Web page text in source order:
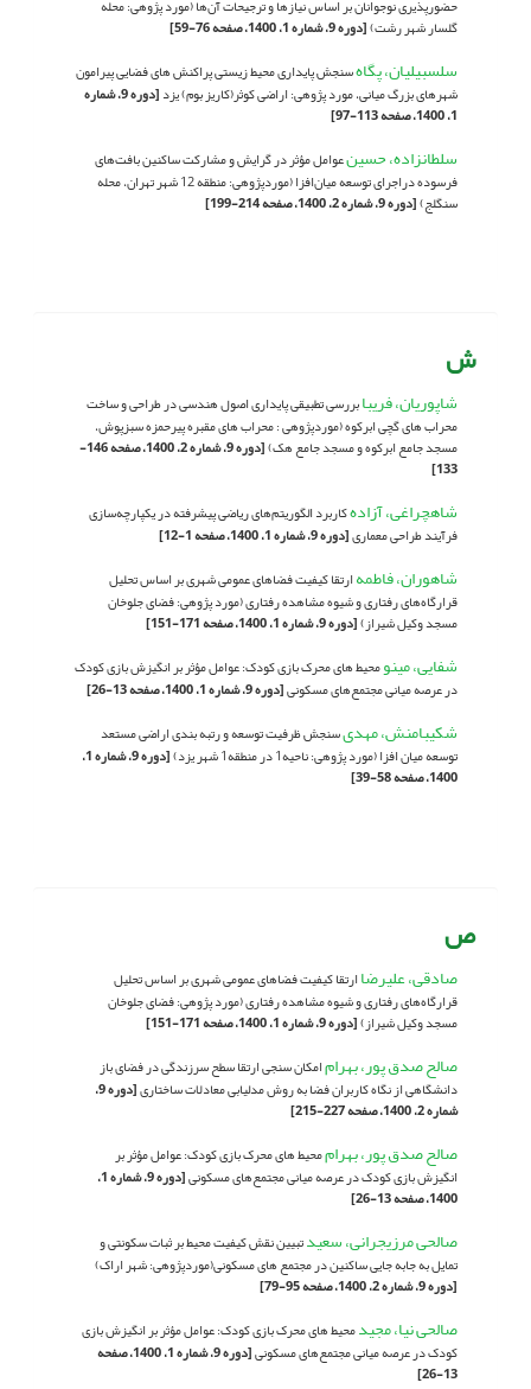
حضورپذیری نوجوانان بر اساس نیازها و ترجیحات آن‌ها (مورد پژوهی: محله
گلسار شهر رشت)[دوره 9، شماره 1، 1400، صفحه 76-59]
سلسبیلیان، پگاهسنجش پایداری محیط زیستی پراکنش های فضایی پیرامون
شهرهای بزرگ میانی، مورد پژوهی: اراضی کوثر(کاریز بوم) یزد
[دوره 9، شماره
1، 1400، صفحه 113-97]
سلطانزاده، حسینعوامل مؤثر در گرایش و مشارکت ساکنین بافت‌های
فرسوده دراجرای توسعه میان‌افزا (موردپژوهی: منطقه 12 شهر تهران، محله
سنگلج)[دوره 9، شماره 2، 1400، صفحه 214-199]
ش
شاپوریان، فریبابررسی تطبیقی پایداری اصول هندسی در طراحی و ساخت
محراب های گچی ابرکوه (موردپژوهی : محراب های مقبره پیرحمزه سبزپوش،
مسجد جامع ابرکوه و مسجد جامع هک)
[دوره 9، شماره 2، 1400، صفحه 146-
133]
شاهچراغی، آزادهکاربرد الگوریتم‌های ریاضی پیشرفته در یکپارچه‌سازی
فرآیند طراحی معماری[دوره 9، شماره 1، 1400، صفحه 1-12]
شاهوران، فاطمهارتقا کیفیت فضاهای عمومی شهری بر اساس تحلیل
قرارگاه‌های رفتاری و شیوه مشاهده رفتاری (مورد پژوهی: فضای جلوخان
مسجد وکیل شیراز)[دوره 9، شماره 1، 1400، صفحه 171-151]
شفایی، مینومحیط های محرک بازی کودک: عوامل مؤثر بر انگیزش بازی کودک
در عرصه میانی مجتمع‌های‌ مسکونی[دوره 9، شماره 1، 1400، صفحه 13-26]
شکیبامنش، مهدیسنجش ظرفیت توسعه و رتبه بندی اراضی مستعد
توسعه میان افزا (مورد پژوهی: ناحیه1 در منطقه1 شهر یزد)
[دوره 9، شماره 1،
1400، صفحه 58-39]
ص
صادقی، علیرضاارتقا کیفیت فضاهای عمومی شهری بر اساس تحلیل
قرارگاه‌های رفتاری و شیوه مشاهده رفتاری (مورد پژوهی: فضای جلوخان
مسجد وکیل شیراز)[دوره 9، شماره 1، 1400، صفحه 171-151]
صالح صدق پور، بهرامامکان سنجی ارتقا سطح سرزندگی در فضای باز
دانشگاهی از نگاه کاربران فضا به روش مدلیابی معادلات ساختاری
[دوره 9،
شماره 2، 1400، صفحه 227-215]
صالح صدق پور، بهراممحیط های محرک بازی کودک: عوامل مؤثر بر
انگیزش بازی کودک در عرصه میانی مجتمع‌های‌ مسکونی
[دوره 9، شماره 1،
1400، صفحه 13-26]
صالحی مرزیجرانی، سعیدتبیین نقش کیفیت محیط بر ثبات سکونتی و
تمایل به جابه جایی ساکنین در مجتمع های مسکونی(موردپژوهی: شهر اراک)
[دوره 9، شماره 2، 1400، صفحه 95-79]
صالحی نیا، مجیدمحیط های محرک بازی کودک: عوامل مؤثر بر انگیزش بازی
کودک در عرصه میانی مجتمع‌های‌ مسکونی
[دوره 9، شماره 1، 1400، صفحه
13-26]